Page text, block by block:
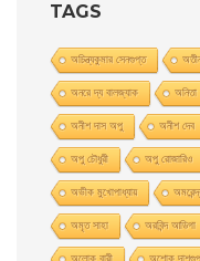
TAGS
অচিন্ত্যকুমার সেনগুপ্ত
অনরে দ্য বালজ্যাক অনিতা
অনীশ দাস অপু অনীশ দেব
অপু চৌধুরী অপু রােজারিও
অভীক মুখোপাধ্যায়
অমৃত সাহা অরবিন্দ আডিগা